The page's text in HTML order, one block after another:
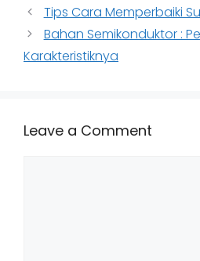
Tips Cara Memperbaiki
Bahan Semikonduktor :
Karakteristiknya
Leave a Comment